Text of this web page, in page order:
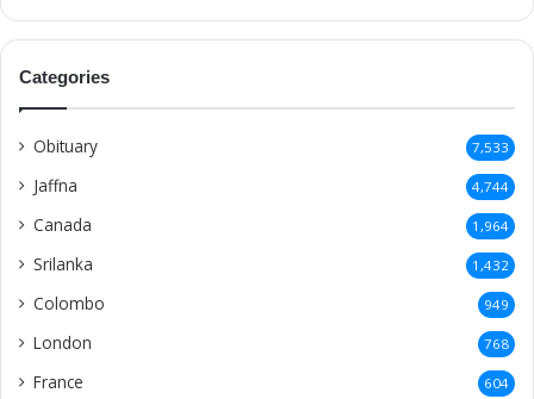
Categories
Obituary 7,533
Jaffna 4,744
Canada 1,964
Srilanka 1,432
Colombo 949
London 768
France 604